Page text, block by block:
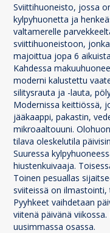
Sviittihuoneisto, jossa
kylpyhuonetta ja
valtamerelle
sviittihuoneistoon,
majoittua jopa 6
Kahdessa
moderni kalustettu
silitysrauta ja -lauta,
Modernissa keittiössä,
jääkaappi, pakastin,
mikroaaltouuni.
tilava oleskelutila
Suuressa
hiustenkuivaaja.
Toinen pesuallas
sviiteissä on
Pyyhkeet vaihdetaan
viitenä päivänä
uusimmassa osassa.